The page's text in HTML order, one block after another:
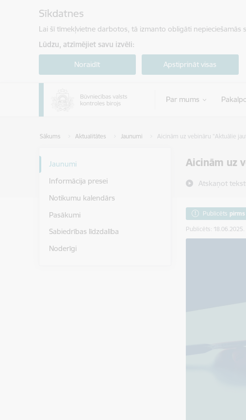
Sīkdatnes
Lai šī tīmekļvietne darbotos, tā izmanto obligāti
Lūdzu, atzīmējiet savu izvēli:
Noraidīt Apstiprināt visas
Par mums
Sākums Aktualitātes Jaunumi Aicinām uz vebināru "Aktuālie
Aicinām uz
Atskaņot
Jaunumi
Informācija presei
Notikumu kalendārs
Pasākumi
Sabiedrības līdzdalība
Noderīgi
Publicēts
Publicēts: 18.06.2025.